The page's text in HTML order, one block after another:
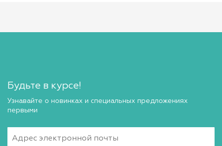
Будьте в курсе!
Узнавайте о новинках и специальных предложениях
первыми